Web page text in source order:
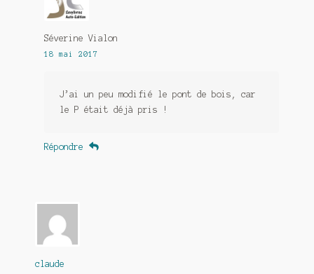
Séverine Vialon
18 mai 2017
J’ai un peu modifié le pont de bois, car
le P était déjà pris !
Répondre
claude